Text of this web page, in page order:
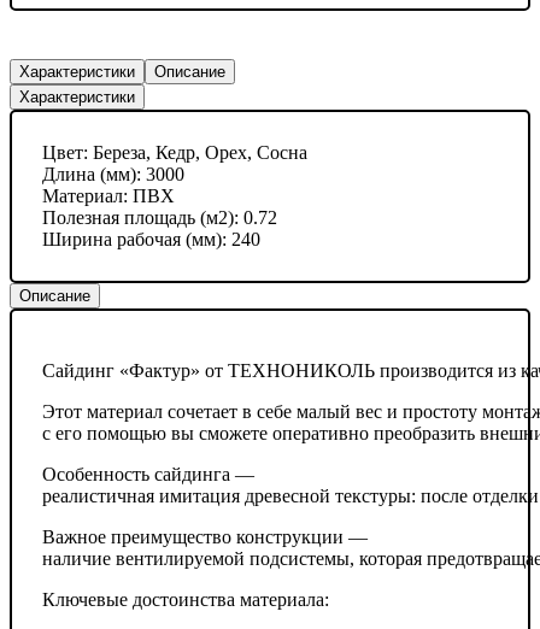
Характеристики
Описание
Характеристики
Цвет: Береза, Кедр, Орех, Сосна
Длина (мм): 3000
Материал: ПВХ
Полезная площадь (м2): 0.72
Ширина рабочая (мм): 240
Описание
Сайдинг «Фактур» от ТЕХНОНИКОЛЬ производится из
Этот материал сочетает в себе малый вес и простоту
с его помощью вы сможете оперативно преобразить
Особенность сайдинга —
реалистичная имитация древесной текстуры: после
Важное преимущество конструкции —
наличие вентилируемой подсистемы, которая
Ключевые достоинства материала: